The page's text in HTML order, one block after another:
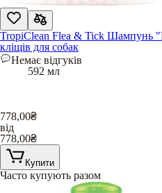
TropiClean Flea & Tick Шампунь
кліщів для собак
Немає відгуків
592 мл
778,00₴
від
778,00₴
Купити
Часто купують разом